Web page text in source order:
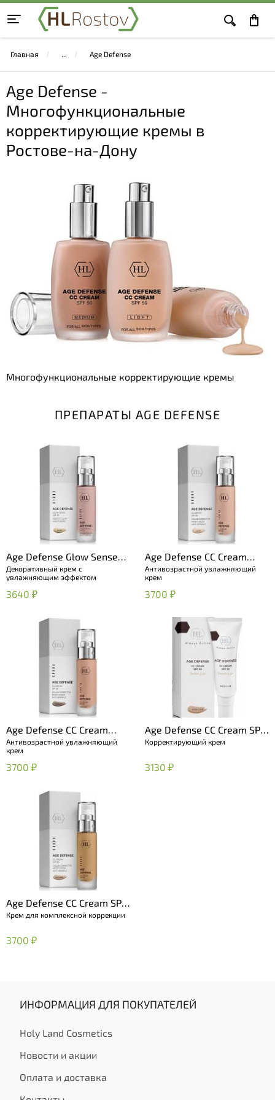
Главная Age Defense
Age Defense -
Многофункциональные
корректирующие кремы в
Ростове-на-Дону
Многофункциональные корректирующие кремы
ПРЕПАРАТЫ AGE DEFENSE
Age Defense Glow Sense
SPF 15
Декоративный крем с
увлажняющим эффектом
3640 ₽
Age Defense CC Cream
Light (SPF 50)
Антивозрастной увлажняющий
крем
3700 ₽
Age Defense CC Cream
Medium (SPF 50)
Антивозрастной увлажняющий
крем
3700 ₽
Age Defense CC Cream SPF
50 Protect & Go Medium
Корректирующий крем
3130 ₽
Age Defense CC Cream SPF
50 Natural
Крем для комплексной коррекции
3700 ₽
ИНФОРМАЦИЯ ДЛЯ ПОКУПАТЕЛЕЙ
Holy Land Cosmetics
Новости и акции
Оплата и доставка